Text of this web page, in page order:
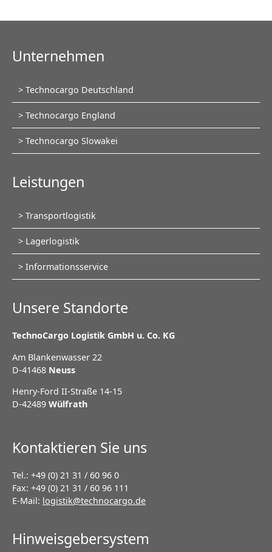
Unternehmen
Navigation
überspringen
Technocargo Deutschland
Technocargo England
Technocargo Slowakei
Leistungen
Navigation
überspringen
Transportlogistik
Lagerlogistik
Informationsservice
Unsere Standorte
TechnoCargo Logistik GmbH u. Co. KG
Am Blankenwasser 22
D-41468 Neuss
Henry-Ford II-Straße 14-15
D-42489 Wülfrath
Kontaktieren Sie uns
Tel.: +49 (0) 21 31 / 60 96 0
Fax: +49 (0) 21 31 / 60 96 111
E-Mail: logistik@technocargo.de
Hinweisgebersystem